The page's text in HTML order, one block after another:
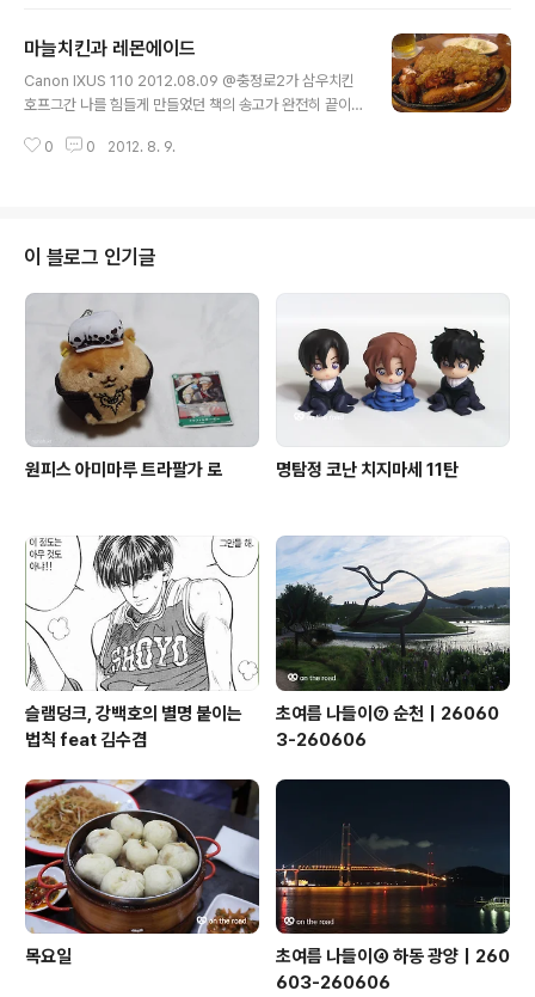
하면서도 녹차 맛이 은은하게 나는 게 또 일품이다
마늘치킨과 레몬에이드
Canon IXUS 110 2012.08.09 @충정로2가 삼우치킨
호프그간 나를 힘들게 만들었던 책의 송고가 완전히 끝이
하다가 생각지도 못한 실수를 발견해서 막바지 수정하는데
에 가서 치맥을 먹었다. 역시 무더운 날에는 치맥만한 음식
이 없다. 요즘 들어 치킨 정말 자주 먹는다. 이번에 찾은 '삼
우 치킨'은 처음 와본 집인데 양도 제법 많은데다가 '마늘
치킨'이 무척 맛났다. 양념도 듬뿍 올려져 있다. 튀김도 바
삭바삭. 한 마리 먹고 후라이드 반 마리 더 먹은 건 비밀!C..
0 0 2012. 8. 9.
이 블로그 인기글
원피스 아미마루 트라팔가 로 명탐정 코난 치지마세 11탄
슬램덩크, 강백호의 별명 붙이는
법칙 feat 김수겸
초여름 나들이⑦ 순천｜26060
3-260606
목요일
초여름 나들이④ 하동 광양｜260
603-260606